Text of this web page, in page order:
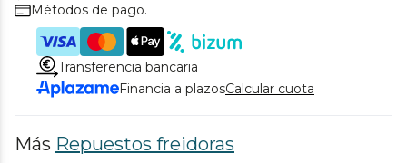
Métodos de pago.
Transferencia bancaria
Financia a plazosCalcular cuota
Más Repuestos freidoras